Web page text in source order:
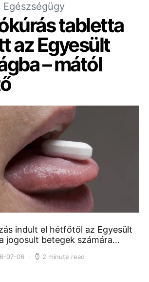
Egészségügy
tabletta
az Egyesült
– mától
indult el hétfőtől az Egyesült
jogosult betegek számára…
07-06 2 minute read